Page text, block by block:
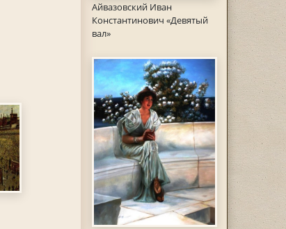
Айвазовский Иван
Константинович «Девятый
вал»